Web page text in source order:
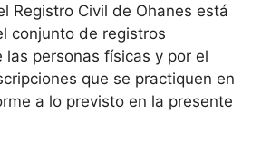
Registro Civil de Ohanes está
conjunto de registros
las personas físicas y por el
que se practiquen en
a lo previsto en la presente